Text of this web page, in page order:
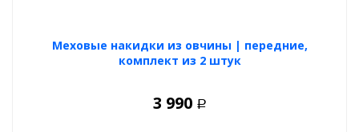
Меховые накидки из овчины | передние,
комплект из 2 штук
3 990 Р